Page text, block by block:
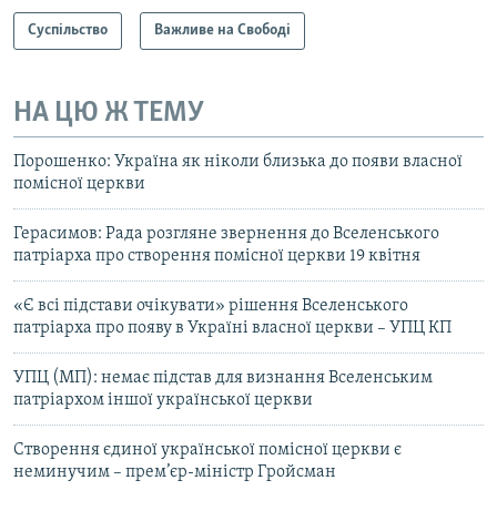
Суспільство Важливе на Свободі
НА ЦЮ Ж ТЕМУ
Порошенко: Україна як ніколи близька до появи власної
помісної церкви
Герасимов: Рада розгляне звернення до Вселенського
патріарха про створення помісної церкви 19 квітня
«Є всі підстави очікувати» рішення Вселенського
патріарха про появу в Україні власної церкви – УПЦ КП
УПЦ (МП): немає підстав для визнання Вселенським
патріархом іншої української церкви
Створення єдиної української помісної церкви є
неминучим – прем’єр-міністр Гройсман